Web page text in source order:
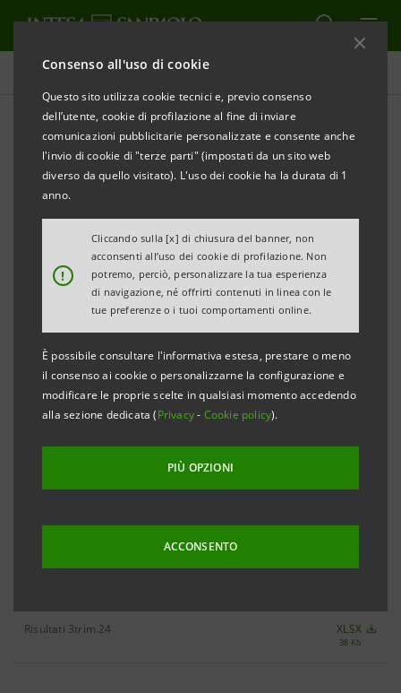
Consenso all'uso di cookie
Questo sito utilizza cookie tecnici e, previo consenso
dell’utente, cookie di profilazione al fine di inviare
comunicazioni pubblicitarie personalizzate e consente anche
l'invio di cookie di "terze parti" (impostati da un sito web
diverso da quello visitato). L'uso dei cookie ha la durata di 1
anno.
!
Cliccando sulla [x] di chiusura del banner, non
acconsenti all’uso dei cookie di profilazione. Non
potremo, perciò, personalizzare la tua esperienza
di navigazione, né offrirti contenuti in linea con le
tue preferenze o i tuoi comportamenti online.
È possibile consultare l'informativa estesa, prestare o meno
il consenso ai cookie o personalizzarne la configurazione e
modificare le proprie scelte in qualsiasi momento accedendo
alla sezione dedicata (Privacy- Cookie policy).
PIÙ OPZIONI
ACCONSENTO
Database cifre chiave
Database cifre chiave
3trim.24
AGGIORNA
I dati qui contenuti hanno carattere esclusivamente
documenti ufficiali del Gruppo Intesa Sanpaolo.
TUTTE LE CIFRE CHIAVE 3TRIM.24
Risultati 3trim.24 XLSX
38 Kb